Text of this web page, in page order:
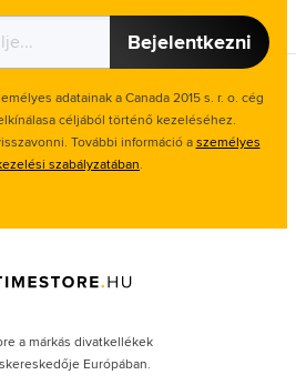
Bejelentkezni
adatainak a Canada 2015 s. r. o. cég
céljából történő kezeléséhez.
További információ aszemélyes
szabályzatában.
a márkás divatkellékek
Európában.